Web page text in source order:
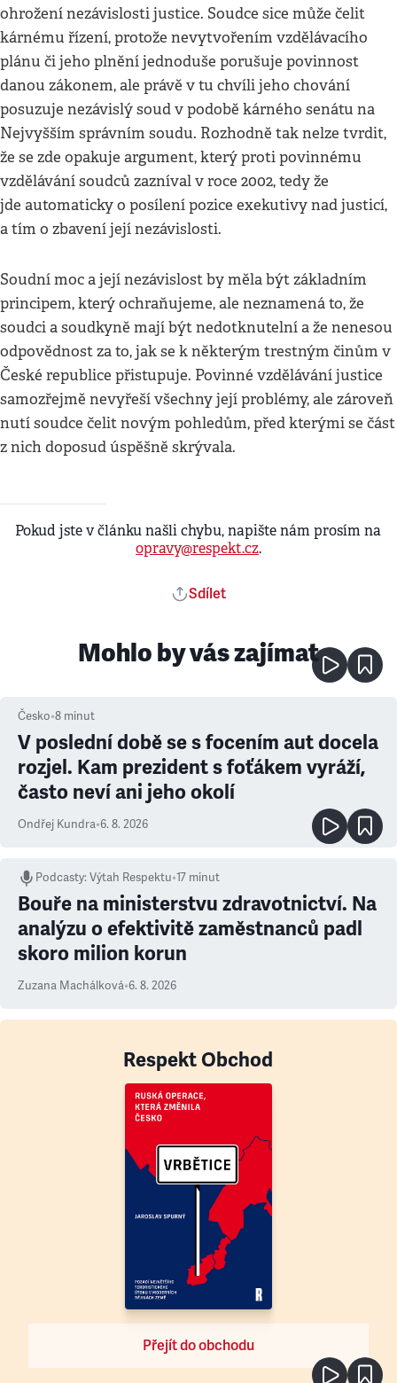
ohrožení nezávislosti justice. Soudce sice může čelit
kárnému řízení, protože nevytvořením vzdělávacího
plánu či jeho plnění jednoduše porušuje povinnost
danou zákonem, ale právě v tu chvíli jeho chování
posuzuje nezávislý soud v podobě kárného senátu na
Nejvyšším správním soudu. Rozhodně tak nelze tvrdit,
že se zde opakuje argument, který proti povinnému
vzdělávání soudců zazníval v roce 2002, tedy že
jde automaticky o posílení pozice exekutivy nad justicí,
a tím o zbavení její nezávislosti.
Soudní moc a její nezávislost by měla být základním
principem, který ochraňujeme, ale neznamená to, že
soudci a soudkyně mají být nedotknutelní a že nenesou
odpovědnost za to, jak se k některým trestným činům v
České republice přistupuje. Povinné vzdělávání justice
samozřejmě nevyřeší všechny její problémy, ale zároveň
nutí soudce čelit novým pohledům, před kterými se část
z nich doposud úspěšně skrývala.
Pokud jste v článku našli chybu, napište nám prosím na
opravy@respekt.cz.
Sdílet
Mohlo by vás zajímat
Česko•8 minut
V poslední době se s focením aut docela
rozjel. Kam prezident s foťákem vyráží,
často neví ani jeho okolí
Ondřej Kundra•6. 8. 2026
Podcasty:Výtah Respektu•17 minut
Bouře na ministerstvu zdravotnictví. Na
analýzu o efektivitě zaměstnanců padl
skoro milion korun
Zuzana Machálková•6. 8. 2026
Respekt Obchod
Přejít do obchodu